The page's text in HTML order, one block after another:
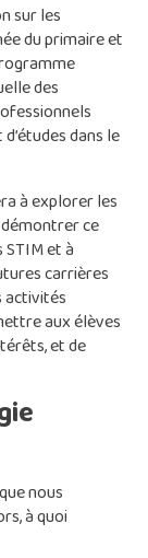
sur les
du primaire et
des
dans le
à explorer les
ce
STIM et à
carrières
activités
aux élèves
et de
nous
à quoi